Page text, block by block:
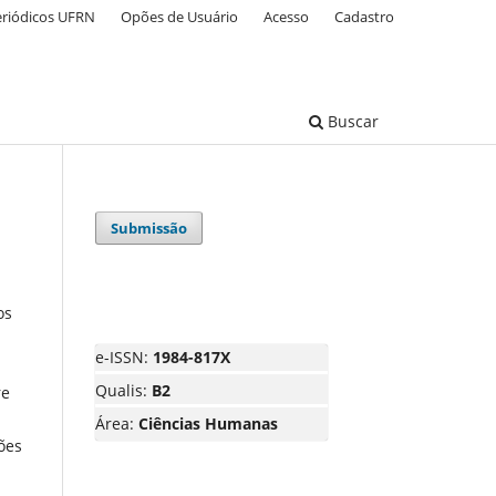
Buscar
UFRN Opões de Usuário Acesso Cadastro
Submissão
e-ISSN: 1984-817X
Qualis: B2
Área: Ciências Humanas